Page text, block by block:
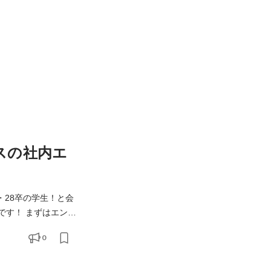
の社内エ
！ まずはエント
をするんだろう？」 「ハタラク人や社風が気になる！」 「まずはカジュアルに会社説明も聞いてみたい！」 も
0